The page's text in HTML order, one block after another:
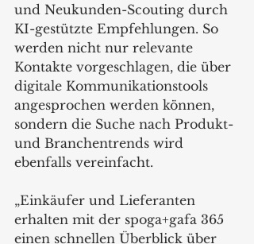
und Neukunden-Scouting durch
KI-gestützte Empfehlungen. So
werden nicht nur relevante
Kontakte vorgeschlagen, die über
digitale Kommunikationstools
angesprochen werden können,
sondern die Suche nach Produkt-
und Branchentrends wird
ebenfalls vereinfacht.
„Einkäufer und Lieferanten
erhalten mit der spoga+gafa 365
einen schnellen Überblick über